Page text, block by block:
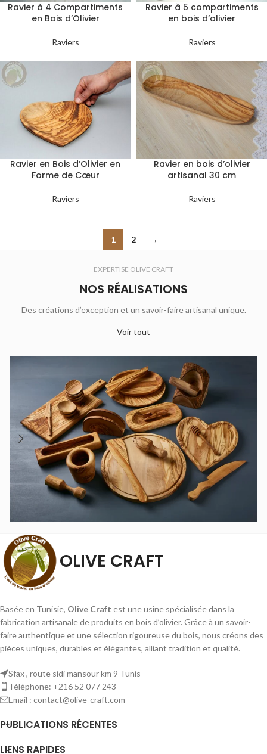
Ravier à 4 Compartiments
en Bois d’Olivier
Raviers
Ravier à 5 compartiments
en bois d’olivier
Raviers
Ravier en Bois d’Olivier en
Forme de Cœur
Raviers
Ravier en bois d’olivier
artisanal 30 cm
Raviers
1 2 →
EXPERTISE OLIVE CRAFT
NOS RÉALISATIONS
Des créations d’exception et un savoir-faire artisanal unique.
Voir tout
OLIVE CRAFT
Basée en Tunisie, Olive Craft est une usine spécialisée dans la
fabrication artisanale de produits en bois d’olivier. Grâce à un savoir-
faire authentique et une sélection rigoureuse du bois, nous créons des
pièces uniques, durables et élégantes, alliant tradition et qualité.
Sfax , route sidi mansour km 9 Tunis
Téléphone: +216 52 077 243
Email : contact@olive-craft.com
PUBLICATIONS RÉCENTES
LIENS RAPIDES